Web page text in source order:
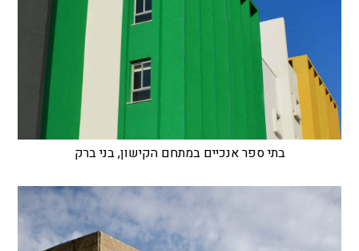
בתי ספר אנכיים במתחם הקישון, בני ברק